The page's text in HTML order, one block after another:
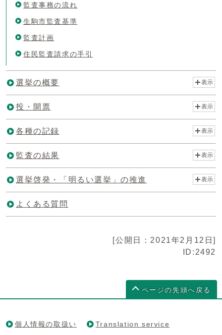
監査事務の流れ
生駒市監査基準
監査計画
住民監査請求の手引
選挙の概要 表示
投・開票 表示
各種の記録 表示
監査の結果 表示
選挙啓発・「明るい選挙」の推進 表示
よくある質問
[公開日：2021年2月12日]
ID:2492
ページの先頭へ戻る
個人情報の取扱い Translation service